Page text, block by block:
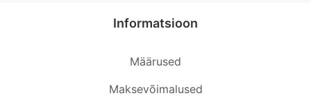
Informatsioon
Määrused
Maksevõimalused